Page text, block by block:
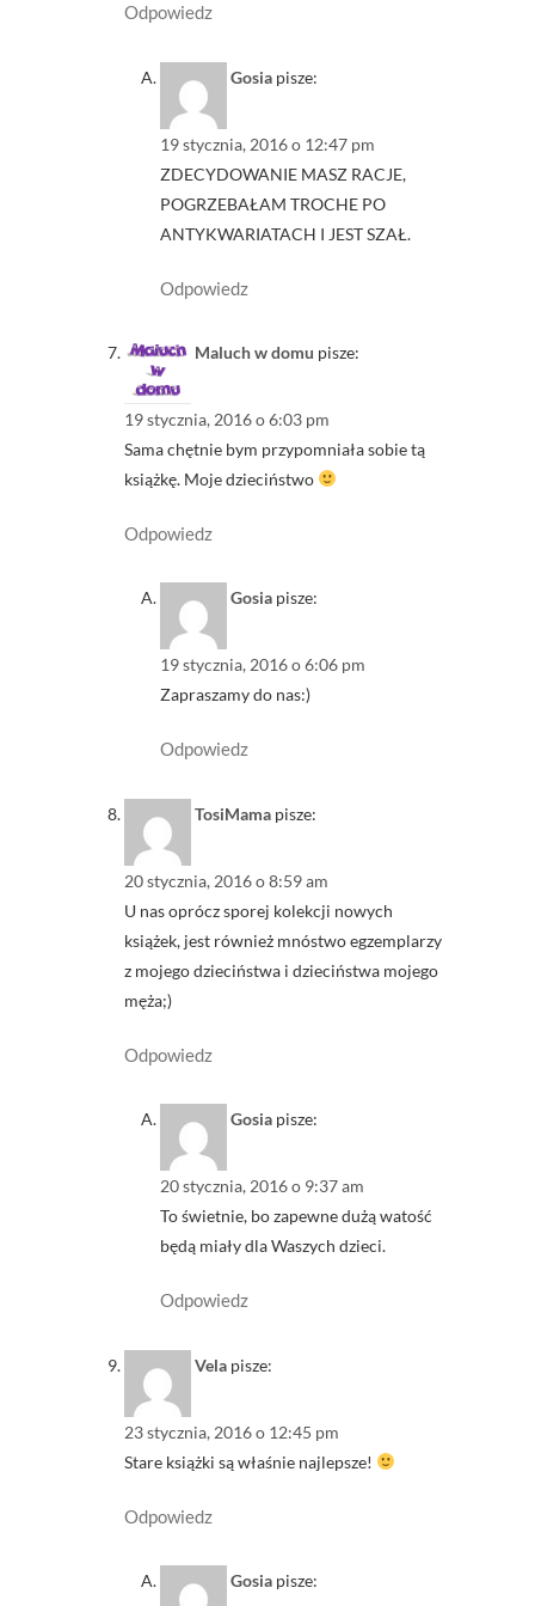
Odpowiedz
Gosia pisze:
19 stycznia, 2016 o 12:47 pm
ZDECYDOWANIE MASZ RACJE,
POGRZEBAŁAM TROCHE PO
ANTYKWARIATACH I JEST SZAŁ.
Odpowiedz
Maluch w domu pisze:
19 stycznia, 2016 o 6:03 pm
Sama chętnie bym przypomniała sobie tą
książkę. Moje dzieciństwo
Odpowiedz
Gosia pisze:
19 stycznia, 2016 o 6:06 pm
Zapraszamy do nas:)
Odpowiedz
TosiMama pisze:
20 stycznia, 2016 o 8:59 am
U nas oprócz sporej kolekcji nowych
książek, jest również mnóstwo egzemplarzy
z mojego dzieciństwa i dzieciństwa mojego
męża;)
Odpowiedz
Gosia pisze:
20 stycznia, 2016 o 9:37 am
To świetnie, bo zapewne dużą watość
będą miały dla Waszych dzieci.
Odpowiedz
Vela pisze:
23 stycznia, 2016 o 12:45 pm
Stare książki są właśnie najlepsze!
Odpowiedz
Gosia pisze: